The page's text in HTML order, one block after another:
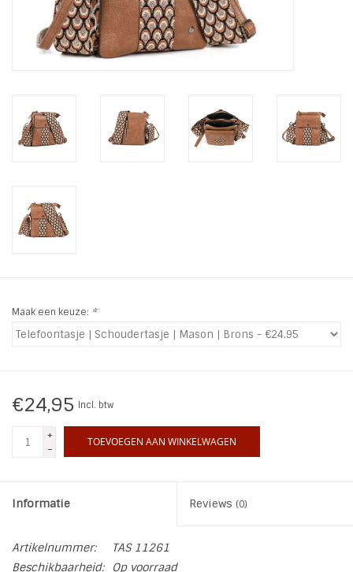
Fashion
Charmin*s
LIFESTYLE PRODUCTEN
Blog
Maak een keuze: *
€24,95 Incl. btw
+
-
TOEVOEGEN AAN WINKELWAGEN
Informatie Reviews (0)
Artikelnummer:
TAS 11261
Beschikbaarheid:
Op voorraad